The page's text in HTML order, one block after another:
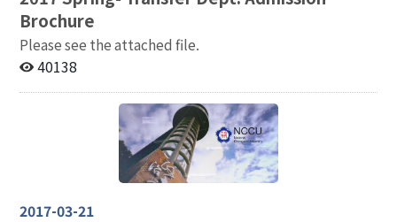
Brochure
Please see the attached file.
40138
2017-03-21